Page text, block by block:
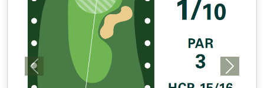
Previous Next